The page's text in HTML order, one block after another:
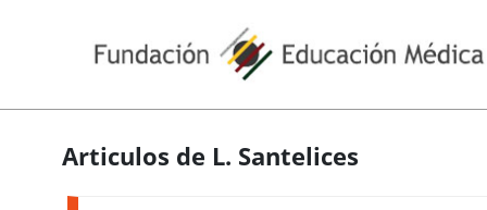
Articulos de L. Santelices